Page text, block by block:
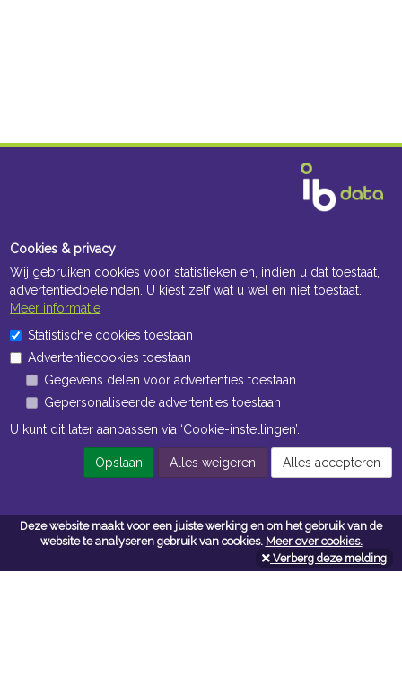
Deze website maakt voor een juiste werking en om het gebruik van de
website te analyseren gebruik van cookies. Meer over cookies.
Verberg deze melding
Openingstijden Kantoor
ma t/m vr 8:30 uur tot 17:00 uur
Openingstijden Magazijn
ma t/m vr 7:00 uur tot 16:30 uur
Navigatie
Cookies & privacy
Wij gebruiken cookies voor statistieken en, indien u dat toestaat,
advertentiedoeleinden. U kiest zelf wat u wel en niet toestaat.
Meer informatie
Statistische cookies toestaan
Advertentiecookies toestaan
Gegevens delen voor advertenties toestaan
Gepersonaliseerde advertenties toestaan
U kunt dit later aanpassen via ‘Cookie-instellingen’.
Opslaan Alles weigeren Alles accepteren